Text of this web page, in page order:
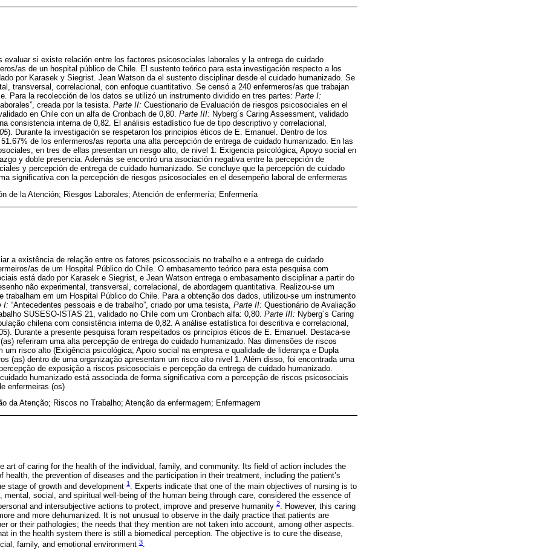
evaluar si existe relación entre los factores psicosociales laborales y la entrega de cuidado
as de un hospital público de Chile. El sustento teórico para esta investigación respecto a los
por Karasek y Siegrist. Jean Watson da el sustento disciplinar desde el cuidado humanizado. Se
transversal, correlacional, con enfoque cuantitativo. Se censó a 240 enfermeros/as que trabajan
Para la recolección de los datos se utilizó un instrumento dividido en tres partes: Parte I:
creada por la tesista. Parte II: Cuestionario de Evaluación de riesgos psicosociales en el
en Chile con un alfa de Cronbach de 0,80. Parte III: Nyberg´s Caring Assessment, validado
consistencia interna de 0,82. El análisis estadístico fue de tipo descriptivo y correlacional,
). Durante la investigación se respetaron los principios éticos de E. Emanuel. Dentro de los
de los enfermeros/as reporta una alta percepción de entrega de cuidado humanizado. En las
en tres de ellas presentan un riesgo alto, de nivel 1: Exigencia psicológica, Apoyo social en
y doble presencia. Además se encontró una asociación negativa entre la percepción de
y percepción de entrega de cuidado humanizado. Se concluye que la percepción de cuidado
significativa con la percepción de riesgos psicosociales en el desempeño laboral de enfermeras
de la Atención; Riesgos Laborales; Atención de enfermería; Enfermería
a existência de relação entre os fatores psicossociais no trabalho e a entrega de cuidado
as de um Hospital Público do Chile. O embasamento teórico para esta pesquisa com
está dado por Karasek e Siegrist, e Jean Watson entrega o embasamento disciplinar a partir do
não experimental, transversal, correlacional, de abordagem quantitativa. Realizou-se um
trabalham em um Hospital Público do Chile. Para a obtenção dos dados, utilizou-se um instrumento
I: “Antecedentes pessoais e de trabalho”, criado por uma tesista, Parte II: Questionário de Avaliação
SUSESO-ISTAS 21, validado no Chile com um Cronbach alfa: 0,80. Parte III: Nyberg´s Caring
chilena com consistência interna de 0,82. A análise estatística foi descritiva e correlacional,
Durante a presente pesquisa foram respeitados os princípios éticos de E. Emanuel. Destaca-se
referiram uma alta percepção de entrega do cuidado humanizado. Nas dimensões de riscos
um risco alto (Exigência psicológica; Apoio social na empresa e qualidade de liderança e Dupla
(as) dentro de uma organização apresentam um risco alto nivel 1. Além disso, foi encontrada uma
de exposição a riscos psicosociais e percepção da entrega de cuidado humanizado.
humanizado está associada de forma significativa com a percepção de riscos psicosociais
enfermeiras (os)
da Atenção; Riscos no Trabalho; Atenção da enfermagem; Enfermagem
art of caring for the health of the individual, family, and community. Its field of action includes the
health, the prevention of diseases and the participation in their treatment, including the patient’s
stage of growth and development 1
. Experts indicate that one of the main objectives of nursing is to
mental, social, and spiritual well-being of the human being through care, considered the essence of
and intersubjective actions to protect, improve and preserve humanity 2. However, this caring
and more dehumanized. It is not unusual to observe in the daily practice that patients are
or their pathologies; the needs that they mention are not taken into account, among other aspects.
in the health system there is still a biomedical perception. The objective is to cure the disease,
family, and emotional environment 3.